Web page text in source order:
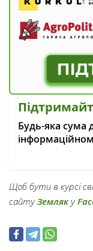
Будь-яка
Щоб бути в курсі
сайтуЗемляку